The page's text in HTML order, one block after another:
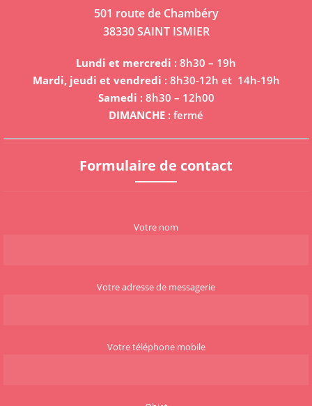
501 route de Chambéry
38330 SAINT ISMIER
Lundi et mercredi : 8h30 – 19h
Mardi, jeudi et vendredi : 8h30-12h et 14h-19h
Samedi : 8h30 – 12h00
DIMANCHE : fermé
Formulaire de contact
Votre nom
Votre adresse de messagerie
Votre téléphone mobile